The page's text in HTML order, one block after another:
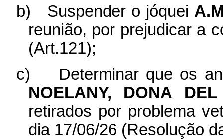
b)
Suspender o jóquei
reunião, por prejudicar a
(Art.121);
c)
Determinar que os
NOELANY, DONA DEL
retirados por problema
dia 17/06/26 (Resolução